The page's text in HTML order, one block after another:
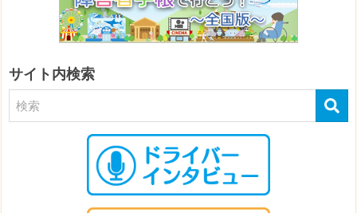
サイト内検索